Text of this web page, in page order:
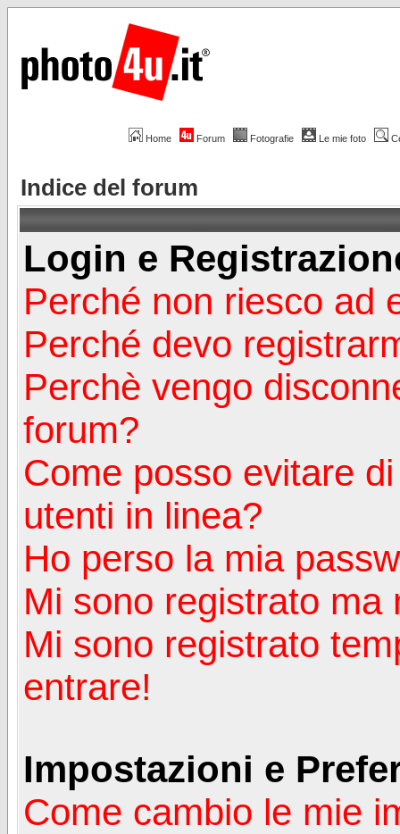
Home Forum Fotografie Le mie foto
Indice del forum
Login e
Perché non riesco ad
Perché devo
Perchè vengo
forum?
Come posso evitare
utenti in linea?
Ho perso la mia
Mi sono registrato ma
Mi sono registrato
entrare!
Impostazioni e
Come cambio le mie